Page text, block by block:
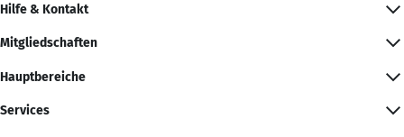
Hilfe & Kontakt
Mitgliedschaften
Hauptbereiche
Services